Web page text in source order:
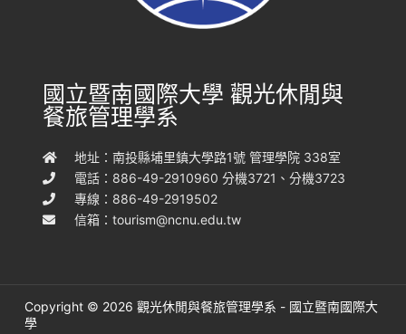
國立暨南國際大學 觀光休閒與
餐旅管理學系
地址：南投縣埔里鎮大學路1號 管理學院 338室
電話：886-49-2910960 分機3721、分機3723
專線：886-49-2919502
信箱：tourism@ncnu.edu.tw
Copyright © 2026 觀光休閒與餐旅管理學系 - 國立暨南國際大
學